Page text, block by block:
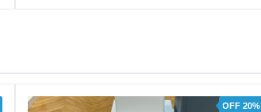
OFF 20%